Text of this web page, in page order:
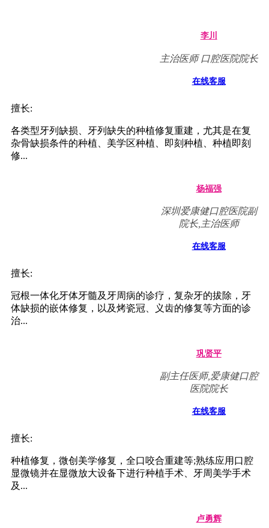
李川
主治医师 口腔医院院长
在线客服
擅长:
各类型牙列缺损、牙列缺失的种植修复重建，尤其是在复
杂骨缺损条件的种植、美学区种植、即刻种植、种植即刻
修...
杨福强
深圳爱康健口腔医院副
院长,主治医师
在线客服
擅长:
冠根一体化牙体牙髓及牙周病的诊疗，复杂牙的拔除，牙
体缺损的嵌体修复，以及烤瓷冠、义齿的修复等方面的诊
治...
巩贤平
副主任医师,爱康健口腔
医院院长
在线客服
擅长:
种植修复，微创美学修复，全口咬合重建等;熟练应用口腔
显微镜并在显微放大设备下进行种植手术、牙周美学手术
及...
卢勇辉